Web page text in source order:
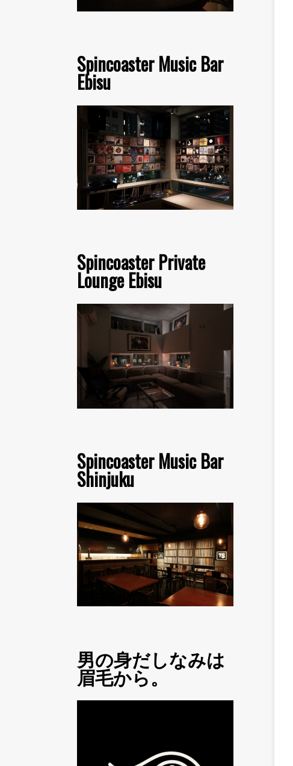
Spincoaster Music Bar
Ebisu
Spincoaster Private
Lounge Ebisu
Spincoaster Music Bar
Shinjuku
男の身だしなみは
眉毛から。